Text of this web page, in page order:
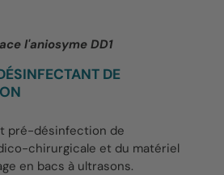
l'aniosyme DD1
DE
pré-désinfection de
chirurgicale et du matériel
en bacs à ultrasons.